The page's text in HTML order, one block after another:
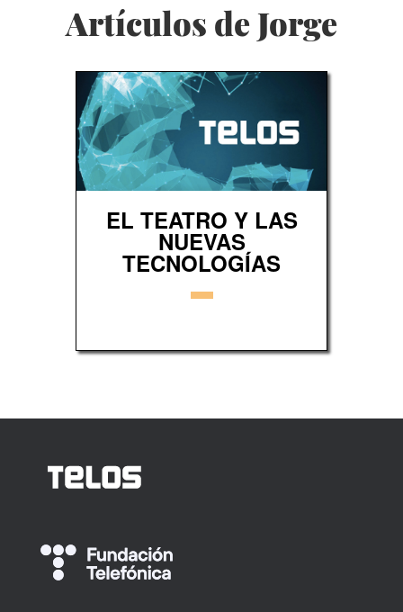
Artículos de Jorge
EL TEATRO Y LAS
NUEVAS
TECNOLOGÍAS